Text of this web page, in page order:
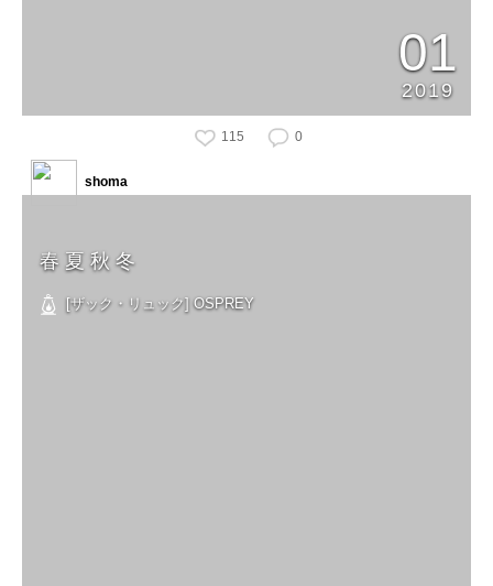
01
2019
115 0
春 夏 秋 冬
[ザック・リュック] OSPREY
shoma